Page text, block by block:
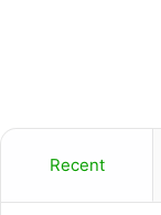
Recent